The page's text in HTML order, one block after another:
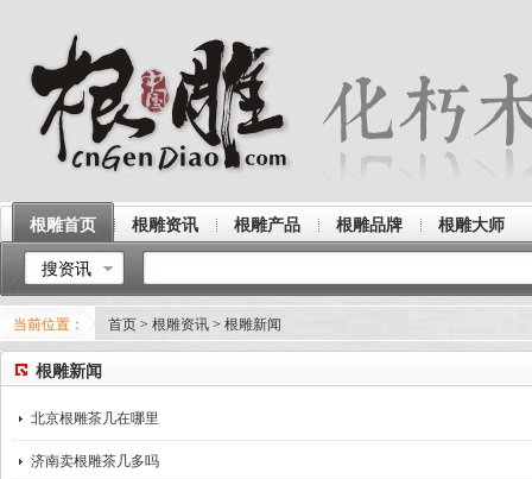
根雕首页 根雕资讯 根雕产品 根雕品牌 根雕大师
搜资讯
当前位置： 首页 > 根雕资讯 > 根雕新闻
根雕新闻
北京根雕茶几在哪里
济南卖根雕茶几多吗